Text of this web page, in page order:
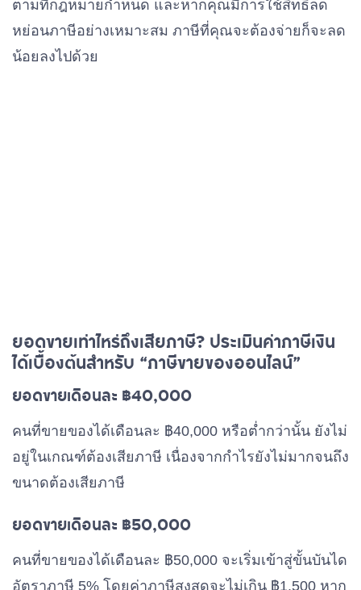
ตามที่กฎหมายกำหนด และหากคุณมีการใช้สิทธิลด
หย่อนภาษีอย่างเหมาะสม ภาษีที่คุณจะต้องจ่ายก็จะลด
น้อยลงไปด้วย
ยอดขายเท่าไหร่ถึงเสียภาษี? ประเมินค่าภาษีเงิน
ได้เบื้องต้นสำหรับ “ภาษีขายของออนไลน์”
ยอดขายเดือนละ ฿40,000
คนที่ขายของได้เดือนละ ฿40,000 หรือต่ำกว่านั้น ยังไม่
อยู่ในเกณฑ์ต้องเสียภาษี เนื่องจากกำไรยังไม่มากจนถึง
ขนาดต้องเสียภาษี
ยอดขายเดือนละ ฿50,000
คนที่ขายของได้เดือนละ ฿50,000 จะเริ่มเข้าสู่ขั้นบันได
อัตราภาษี 5% โดยค่าภาษีสูงสุดจะไม่เกิน ฿1,500 หาก